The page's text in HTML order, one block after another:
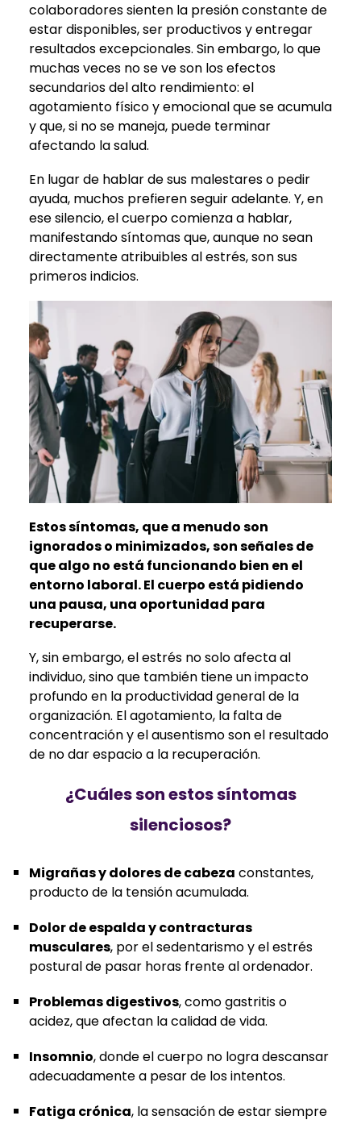
colaboradores sienten la presión constante de
estar disponibles, ser productivos y entregar
resultados excepcionales. Sin embargo, lo que
muchas veces no se ve son los efectos
secundarios del alto rendimiento: el
agotamiento físico y emocional que se acumula
y que, si no se maneja, puede terminar
afectando la salud.
En lugar de hablar de sus malestares o pedir
ayuda, muchos prefieren seguir adelante. Y, en
ese silencio, el cuerpo comienza a hablar,
manifestando síntomas que, aunque no sean
directamente atribuibles al estrés, son sus
primeros indicios.
Estos síntomas, que a menudo son
ignorados o minimizados, son señales de
que algo no está funcionando bien en el
entorno laboral. El cuerpo está pidiendo
una pausa, una oportunidad para
recuperarse.
Y, sin embargo, el estrés no solo afecta al
individuo, sino que también tiene un impacto
profundo en la productividad general de la
organización. El agotamiento, la falta de
concentración y el ausentismo son el resultado
de no dar espacio a la recuperación.
¿Cuáles son estos síntomas
silenciosos?
Migrañas y dolores de cabeza constantes,
producto de la tensión acumulada.
Dolor de espalda y contracturas
musculares, por el sedentarismo y el estrés
postural de pasar horas frente al ordenador.
Problemas digestivos, como gastritis o
acidez, que afectan la calidad de vida.
Insomnio, donde el cuerpo no logra descansar
adecuadamente a pesar de los intentos.
Fatiga crónica, la sensación de estar siempre